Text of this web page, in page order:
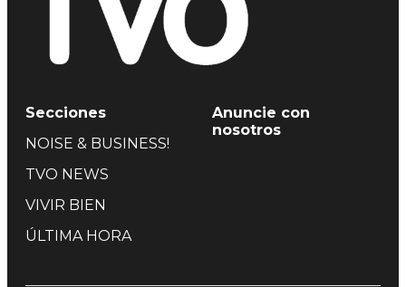
Secciones
NOISE & BUSINESS!
TVO NEWS
VIVIR BIEN
ÚLTIMA HORA
Anuncie con
nosotros